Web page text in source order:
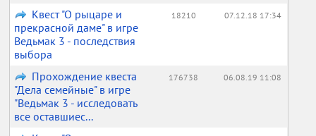
Квест "О рыцаре и
прекрасной даме" в игре
Ведьмак 3 - последствия
выбора
18210 07.12.18 17:34
Прохождение квеста
"Дела семейные" в игре
"Ведьмак 3 - исследовать
все оставшиес...
176738 06.08.19 11:08